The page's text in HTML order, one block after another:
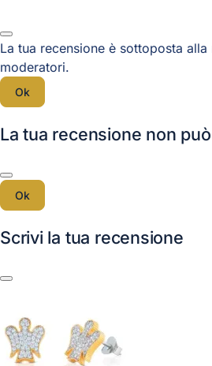
La tua recensione è sottoposta alla
moderatori.
Ok
La tua recensione non
Ok
Scrivi la tua recensione